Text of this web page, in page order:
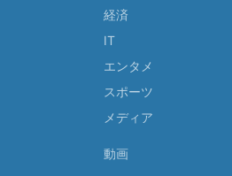
経済
IT
エンタメ
スポーツ
メディア
動画